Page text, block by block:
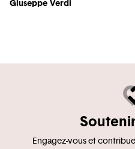
Giuseppe Verdi
Engagez-vous et